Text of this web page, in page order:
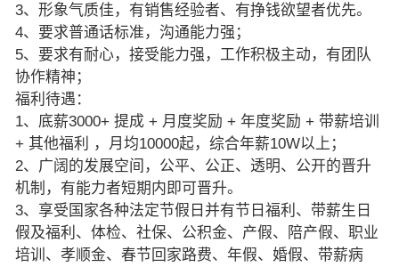
3、形象气质佳，有销售经验者、有挣钱欲望者优先。
4、要求普通话标准，沟通能力强；
5、要求有耐心，接受能力强，工作积极主动，有团队
协作精神；
福利待遇：
1、底薪3000+ 提成 + 月度奖励 + 年度奖励 + 带薪培训
+ 其他福利 ，月均10000起，综合年薪10W以上；
2、广阔的发展空间，公平、公正、透明、公开的晋升
机制，有能力者短期内即可晋升。
3、享受国家各种法定节假日并有节日福利、带薪生日
假及福利、体检、社保、公积金、产假、陪产假、职业
培训、孝顺金、春节回家路费、年假、婚假、带薪病